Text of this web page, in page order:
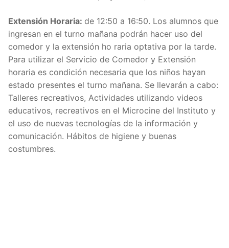
Extensión Horaria: de 12:50 a 16:50. Los alumnos que
ingresan en el turno mañana podrán hacer uso del
comedor y la extensión ho raria optativa por la tarde.
Para utilizar el Servicio de Comedor y Extensión
horaria es condición necesaria que los niños hayan
estado presentes el turno mañana. Se llevarán a cabo:
Talleres recreativos, Actividades utilizando videos
educativos, recreativos en el Microcine del Instituto y
el uso de nuevas tecnologías de la información y
comunicación. Hábitos de higiene y buenas
costumbres.